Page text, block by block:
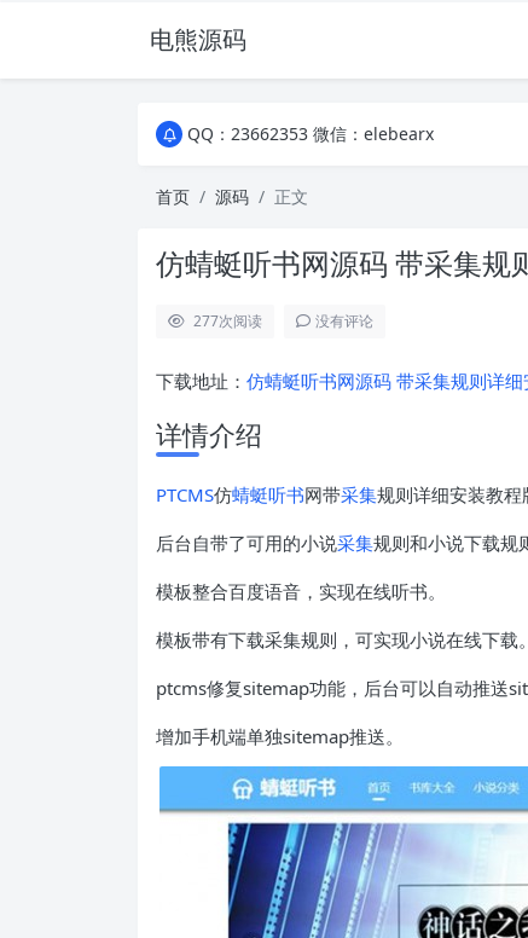
电熊源码
QQ：23662353 微信：elebearx
首页
源码 正文
仿蜻蜓听书网源码 带采集规
277次阅读 没有评论
下载地址： 仿蜻蜓听书网源码 带采集规则详
详情介绍
PTCMS仿蜻蜓听书网带采集规则详细安装教程
后台自带了可用的小说采集规则和小说下载规
模板整合百度语音，实现在线听书。
模板带有下载采集规则，可实现小说在线下载。
ptcms修复sitemap功能，后台可以自动推送
增加手机端单独sitemap推送。